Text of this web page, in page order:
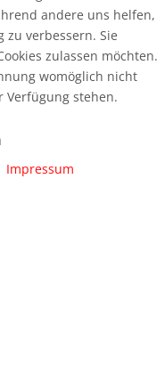
andere uns helfen,
verbessern. Sie
zulassen möchten.
womöglich nicht
Verfügung stehen.
Impressum